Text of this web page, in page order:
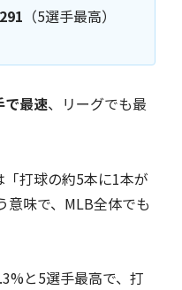
（5選手最高）
で最速、リーグでも最
打球の約5本に1本が
意味で、MLB全体でも
と5選手最高で、打